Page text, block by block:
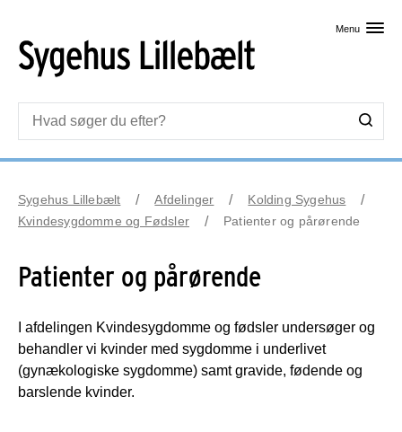
Menu
Sygehus Lillebælt Afdelinger
Kolding Sygehus
Kvindesygdomme og Fødsler
Patienter og pårørende
Patienter og pårørende
I afdelingen Kvindesygdomme og fødsler undersøger og
behandler vi kvinder med sygdomme i underlivet
(gynækologiske sygdomme) samt gravide, fødende og
barslende kvinder.